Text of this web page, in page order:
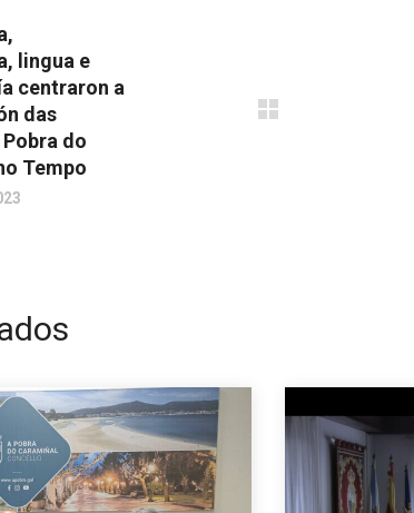
lingua e
centraron a
das
do
Tempo